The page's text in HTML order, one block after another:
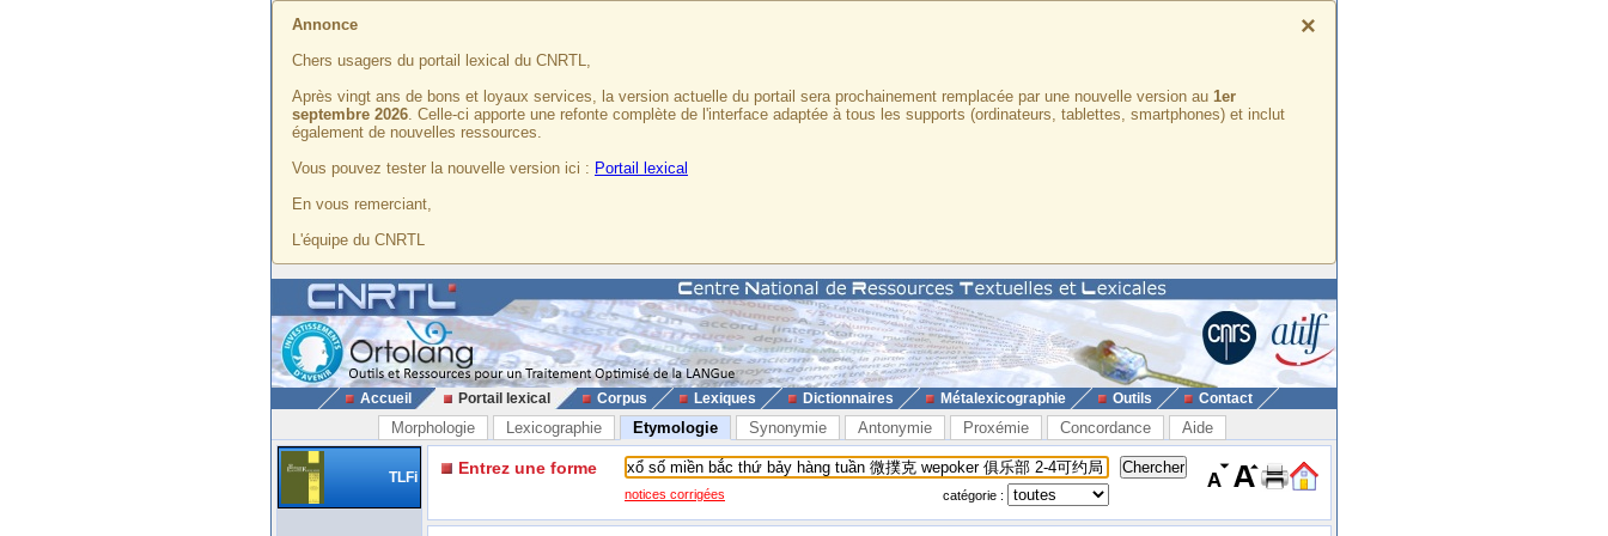
×
Annonce
Chers usagers du portail lexical du CNRTL,
Après vingt ans de bons et loyaux services, la version actuelle du portail sera prochainement remplacée par une nouvelle version au 1er
septembre 2026. Celle-ci apporte une refonte complète de l'interface adaptée à tous les supports (ordinateurs, tablettes, smartphones) et inclut
également de nouvelles ressources.
Vous pouvez tester la nouvelle version ici : Portail lexical
En vous remerciant,
L'équipe du CNRTL
Accueil Portail lexical Corpus Lexiques Dictionnaires Métalexicographie Outils Contact
Morphologie Lexicographie Etymologie Synonymie Antonymie Proxémie Concordance Aide
TLFi Entrez une forme
notices corrigées catégorie :